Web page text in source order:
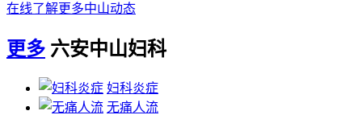
在线了解更多中山动态
更多 六安中山妇科
妇科炎症
无痛人流